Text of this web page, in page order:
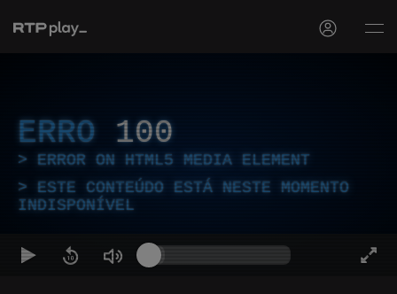
ERRO 100
ERROR ON HTML5 MEDIA ELEMENT
ESTE CONTEÚDO ESTÁ NESTE MOMENTO
INDISPONÍVEL